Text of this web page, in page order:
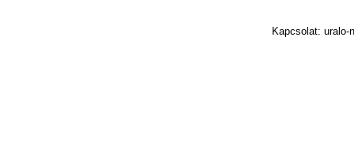
Kapcsolat: uralo-